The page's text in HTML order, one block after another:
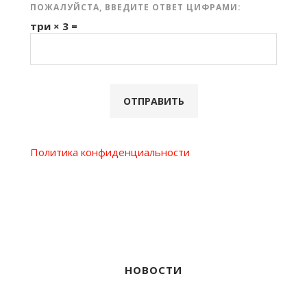
ПОЖАЛУЙСТА, ВВЕДИТЕ ОТВЕТ ЦИФРАМИ:
три × 3 =
Политика конфиденциальности
НОВОСТИ